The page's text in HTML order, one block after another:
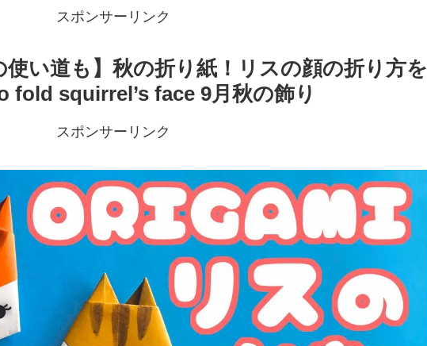
スポンサーリンク
使い道も】秋の折り紙！リスの顔の折り方を
squirrel’s face 9月秋の飾り
スポンサーリンク